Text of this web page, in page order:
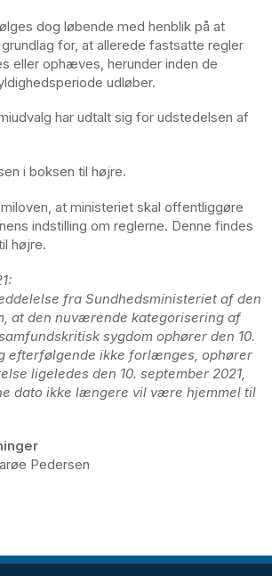
dog løbende med henblik på at
for, at allerede fastsatte regler
eller ophæves, herunder inden de
udløber.
har udtalt sig for udstedelsen af
i boksen til højre.
at ministeriet skal offentliggøre
indstilling om reglerne. Denne findes
højre.
fra Sundhedsministeriet af den
at den nuværende kategorisering af
sygdom ophører den 10.
efterfølgende ikke forlænges, ophører
ligeledes den 10. september 2021,
dato ikke længere vil være hjemmel til
Pedersen